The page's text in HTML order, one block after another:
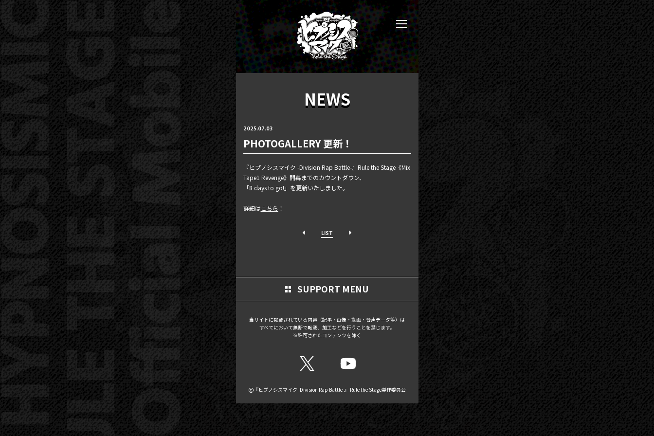
NEWS
BLOG
SCHEDULE
MAIL MAGAZINE / BIRTHDAY MAIL
MY PAGE
MEMBER'S CARD
NEWS
2025.07.03
PHOTOGALLERY 更新！
『ヒプノシスマイク -Division Rap Battle-』Rule the Stage《Mix
Tape1 Revenge》開幕までのカウントダウン、
「8 days to go!」を更新いたしました。
詳細はこちら ！
LIST
SUPPORT MENU
当サイトに掲載されている内容（記事・画像・動画・音声データ等）は
すべてにおいて無断で転載、加工などを行うことを禁じます。
※許可されたコンテンツを除く
『ヒプノシスマイク -Division Rap Battle-』 Rule the Stage製作委員会